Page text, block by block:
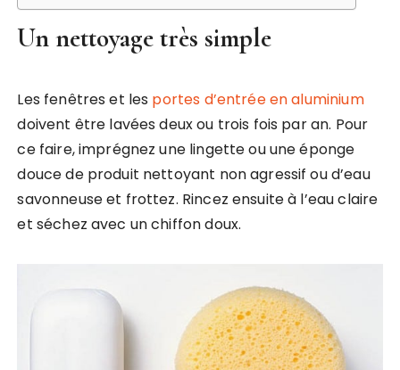
Un nettoyage très simple
Les fenêtres et les portes d’entrée en aluminium
doivent être lavées deux ou trois fois par an. Pour
ce faire, imprégnez une lingette ou une éponge
douce de produit nettoyant non agressif ou d’eau
savonneuse et frottez. Rincez ensuite à l’eau claire
et séchez avec un chiffon doux.